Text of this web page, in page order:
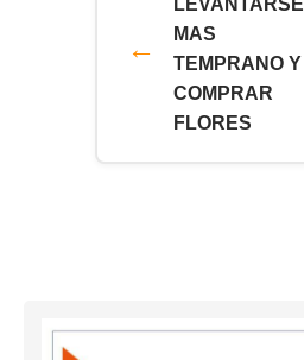
LEVANTARSE
MAS
TEMPRANO Y
COMPRAR
FLORES